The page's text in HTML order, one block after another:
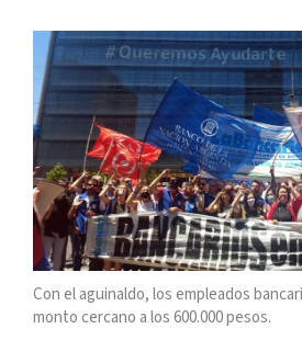
Con el aguinaldo, los empleados
monto cercano a los 600.000 pesos.